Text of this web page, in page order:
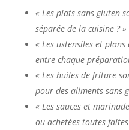
« Les plats sans gluten
séparée de la cuisine ? »
« Les ustensiles et
entre chaque
« Les huiles de friture
pour des aliments sans
« Les sauces et
ou achetées toutes faites